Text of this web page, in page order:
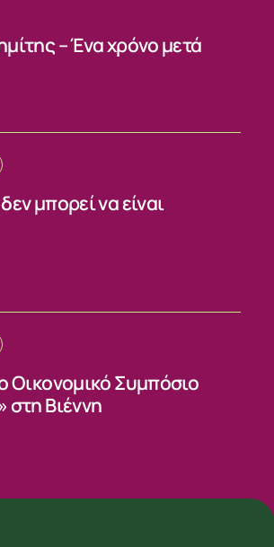
– Ένα χρόνο μετά
μπορεί να είναι
Οικονομικό Συμπόσιο
στη Βιέννη